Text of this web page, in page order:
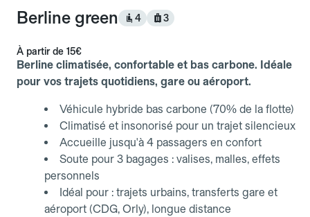
Berline green 4 3
À partir de 15€
Berline climatisée, confortable et bas carbone. Idéale
pour vos trajets quotidiens, gare ou aéroport.
Véhicule hybride bas carbone (70% de la flotte)
Climatisé et insonorisé pour un trajet silencieux
Accueille jusqu'à 4 passagers en confort
Soute pour 3 bagages : valises, malles, effets
personnels
Idéal pour : trajets urbains, transferts gare et
aéroport (CDG, Orly), longue distance